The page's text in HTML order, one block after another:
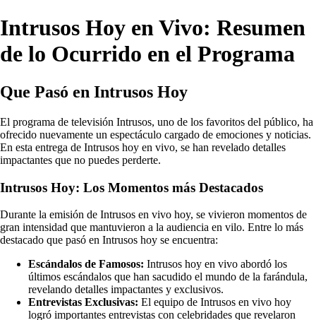
Intrusos Hoy en Vivo: Resumen
de lo Ocurrido en el Programa
Que Pasó en Intrusos Hoy
El programa de televisión Intrusos, uno de los favoritos del público, ha
ofrecido nuevamente un espectáculo cargado de emociones y noticias.
En esta entrega de Intrusos hoy en vivo, se han revelado detalles
impactantes que no puedes perderte.
Intrusos Hoy: Los Momentos más Destacados
Durante la emisión de Intrusos en vivo hoy, se vivieron momentos de
gran intensidad que mantuvieron a la audiencia en vilo. Entre lo más
destacado que pasó en Intrusos hoy se encuentra:
Escándalos de Famosos: Intrusos hoy en vivo abordó los
últimos escándalos que han sacudido el mundo de la farándula,
revelando detalles impactantes y exclusivos.
Entrevistas Exclusivas: El equipo de Intrusos en vivo hoy
logró importantes entrevistas con celebridades que revelaron